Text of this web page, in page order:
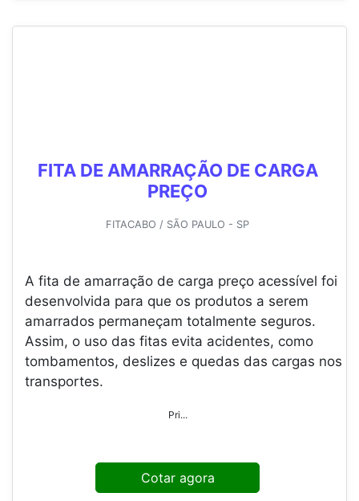
FITA DE AMARRAÇÃO DE CARGA
PREÇO
FITACABO / SÃO PAULO - SP
A fita de amarração de carga preço acessível foi
desenvolvida para que os produtos a serem
amarrados permaneçam totalmente seguros.
Assim, o uso das fitas evita acidentes, como
tombamentos, deslizes e quedas das cargas nos
transportes.
Pri...
Cotar agora